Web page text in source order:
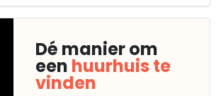
Dé manier om
een huurhuis te
vinden